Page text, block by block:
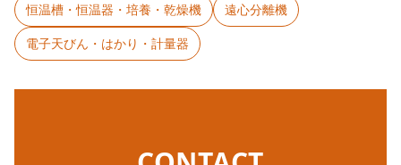
恒温槽・恒温器・培養・乾燥機
遠心分離機
電子天びん・はかり・計量器